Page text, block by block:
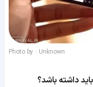
Photo by : Unknown
داشته باشد؟